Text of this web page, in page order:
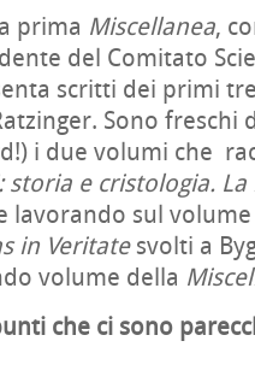
prima Miscellanea,
del Comitato
scritti dei primi
Sono freschi
i due volumi che
storia e cristologia. La
lavorando sul
in Veritatesvolti a
volume della
che ci sono